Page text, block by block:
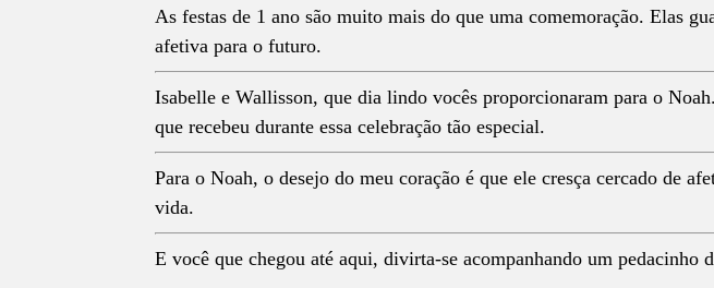
As festas de 1 ano são muito mais do que uma comemoração. Elas
afetiva para o futuro.
Isabelle e Wallisson, que dia lindo vocês proporcionaram para o
que recebeu durante essa celebração tão especial.
Para o Noah, o desejo do meu coração é que ele cresça cercado de
vida.
E você que chegou até aqui, divirta-se acompanhando um pedacinho